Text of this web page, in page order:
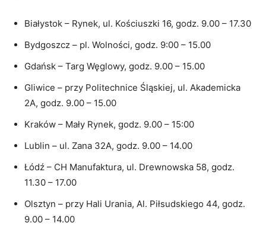
Białystok – Rynek, ul. Kościuszki 16, godz. 9.00 – 17.30
Bydgoszcz – pl. Wolności, godz. 9:00 – 15.00
Gdańsk – Targ Węglowy, godz. 9.00 – 15.00
Gliwice – przy Politechnice Śląskiej, ul. Akademicka
2A, godz. 9.00 – 15.00
Kraków – Mały Rynek, godz. 9.00 – 15:00
Lublin – ul. Zana 32A, godz. 9.00 – 14.00
Łódź – CH Manufaktura, ul. Drewnowska 58, godz.
11.30 – 17.00
Olsztyn – przy Hali Urania, Al. Piłsudskiego 44, godz.
9.00 – 14.00